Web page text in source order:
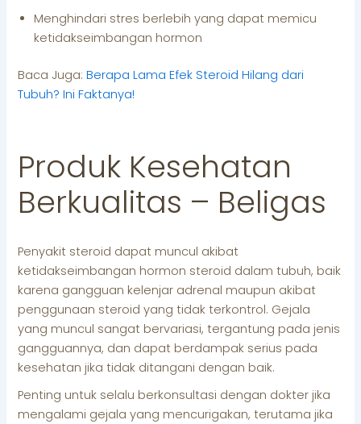
Menghindari stres berlebih yang dapat memicu
ketidakseimbangan hormon
Baca Juga:Berapa Lama Efek Steroid Hilang dari
Tubuh? Ini Faktanya!
Produk Kesehatan
Berkualitas – Beligas
Penyakit steroid dapat muncul akibat
ketidakseimbangan hormon steroid dalam tubuh, baik
karena gangguan kelenjar adrenal maupun akibat
penggunaan steroid yang tidak terkontrol. Gejala
yang muncul sangat bervariasi, tergantung pada jenis
gangguannya, dan dapat berdampak serius pada
kesehatan jika tidak ditangani dengan baik.
Penting untuk selalu berkonsultasi dengan dokter jika
mengalami gejala yang mencurigakan, terutama jika